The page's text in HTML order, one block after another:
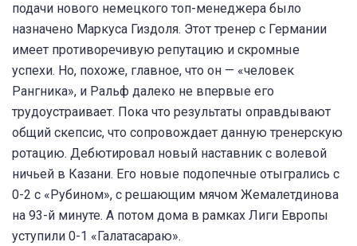
подачи нового немецкого топ-менеджера было
назначено Маркуса Гиздоля. Этот тренер с Германии
имеет противоречивую репутацию и скромные
успехи. Но, похоже, главное, что он — «человек
Рангника», и Ральф далеко не впервые его
трудоустраивает. Пока что результаты оправдывают
общий скепсис, что сопровождает данную тренерскую
ротацию. Дебютировал новый наставник с волевой
ничьей в Казани. Его новые подопечные отыгрались с
0-2 с «Рубином», с решающим мячом Жемалетдинова
на 93-й минуте. А потом дома в рамках Лиги Европы
уступили 0-1 «Галатасараю».